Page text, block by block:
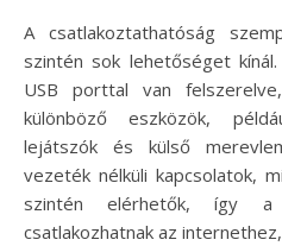
A csatlakoztathatóság
szintén sok lehetőséget
USB porttal van
különböző eszközök,
lejátszók és külső
vezeték nélküli kapcsolatok,
szintén elérhetők, így a
csatlakozhatnak az